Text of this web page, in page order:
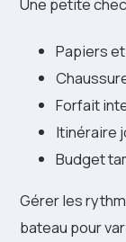
Papiers
Forfait
Itinéraire
Budget
Gérer les
bateau pour